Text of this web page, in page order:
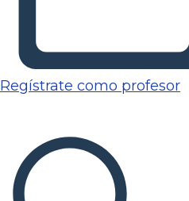
Regístrate como profesor